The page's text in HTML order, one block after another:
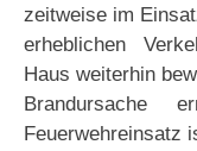
zeitweise im
erheblichen
Haus weiterhin
Feuerwehreinsatz